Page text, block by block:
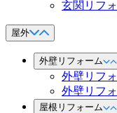
玄関リフ
屋外
外壁リフォーム
外壁リフ
外壁リフ
屋根リフォーム